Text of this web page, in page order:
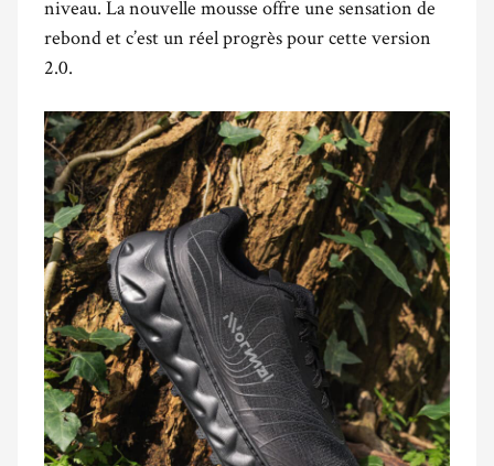
niveau. La nouvelle mousse offre une sensation de
rebond et c’est un réel progrès pour cette version
2.0.